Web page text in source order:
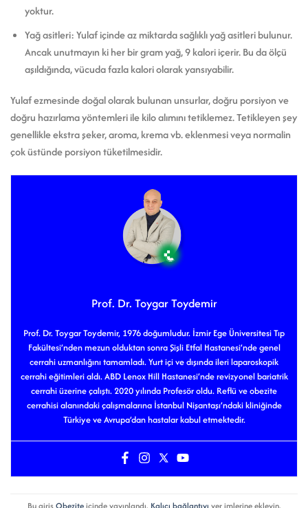
yoktur.
Yağ asitleri: Yulaf içinde az miktarda sağlıklı yağ asitleri bulunur.
Ancak unutmayın ki her bir gram yağ, 9 kalori içerir. Bu da ölçü
aşıldığında, vücuda fazla kalori olarak yansıyabilir.
Yulaf ezmesinde doğal olarak bulunan unsurlar, doğru porsiyon ve
doğru hazırlama yöntemleri ile kilo alımını tetiklemez. Tetikleyen şey
genellikle ekstra şeker, aroma, krema vb. eklenmesi veya normalin
çok üstünde porsiyon tüketilmesidir.
Prof. Dr. Toygar Toydemir
Prof. Dr. Toygar Toydemir, 1976 doğumludur. İzmir Ege Üniversitesi Tıp
Fakültesi’nden mezun olduktan sonra Şişli Etfal Hastanesi’nde genel
cerrahi uzmanlığını tamamladı. Yurt içi ve dışında ileri laparoskopik
cerrahi eğitimleri aldı. ABD Lenox Hill Hastanesi’nde revizyonel bariatrik
cerrahi üzerine çalıştı. 2020 yılında Profesör oldu. Reflü ve obezite
cerrahisi alanındaki çalışmalarına İstanbul Nişantaşı’ndaki kliniğinde
Türkiye ve Avrupa’dan hastalar kabul etmektedir.
Bu girişObeziteiçinde yayınlandı. Kalıcı bağlantıyı yer imlerine ekleyin.